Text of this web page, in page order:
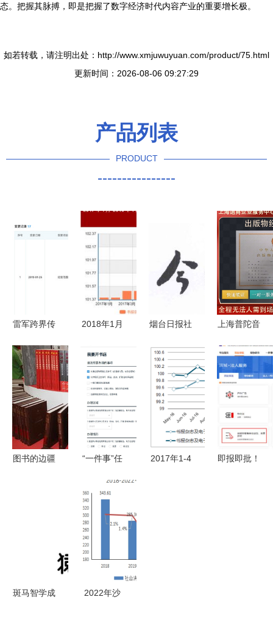
态。把握其脉搏，即是把握了数字经济时代内容产业的重要增长极。
如若转载，请注明出处：http://www.xmjuwuyuan.com/product/75.html
更新时间：2026-08-06 09:27:29
产品列表
PRODUCT
----------------
雷军跨界传
山有意进军
餐饮业与电
子出版零售
2018年1月
出版物价格
同比上涨
2.3% 市场
趋势与消费
洞察
烟台日报社
查”协助图
书出版的背
后逻辑
上海普陀音
许可证与报
刊零售业务
设立的必备
条件解析
图书的边疆
“一件事”任
打造政务服
务“一件事
一次办”升
级版惠及电
子出版物零
售行业
2017年1-4
即报即批！
斑马智学成
2022年沙